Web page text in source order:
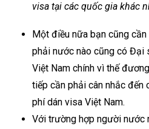
visa tại các quốc gia khác
Một điều nữa bạn cũng
phải nước nào cũng có Đại
Việt Nam chính vì thế
tiếp cần phải cân nhắc đến
phí dán visa Việt Nam.
Với trường hợp người nước